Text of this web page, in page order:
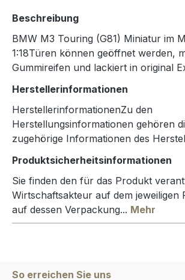
Beschreibung
BMW M3 Touring (G81) Miniatur im
1:18Türen können geöffnet werden,
Gummireifen und lackiert in original
Herstellerinformationen
HerstellerinformationenZu den
Herstellungsinformationen gehören
zugehörige Informationen des
Produktsicherheitsinformationen
Sie finden den für das Produkt
Wirtschaftsakteur auf dem jeweiligen
auf dessen Verpackung... Mehr
So erreichen Sie uns